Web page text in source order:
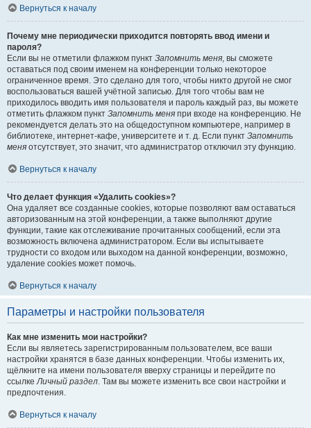
Вернуться к началу
Почему мне периодически приходится повторять ввод имени и
пароля?
Если вы не отметили флажком пункт Запомнить меня, вы сможете
оставаться под своим именем на конференции только некоторое
ограниченное время. Это сделано для того, чтобы никто другой не смог
воспользоваться вашей учётной записью. Для того чтобы вам не
приходилось вводить имя пользователя и пароль каждый раз, вы можете
отметить флажком пункт Запомнить меня при входе на конференцию. Не
рекомендуется делать это на общедоступном компьютере, например в
библиотеке, интернет-кафе, университете и т. д. Если пункт Запомнить
меня отсутствует, это значит, что администратор отключил эту функцию.
Вернуться к началу
Что делает функция «Удалить cookies»?
Она удаляет все созданные cookies, которые позволяют вам оставаться
авторизованным на этой конференции, а также выполняют другие
функции, такие как отслеживание прочитанных сообщений, если эта
возможность включена администратором. Если вы испытываете
трудности со входом или выходом на данной конференции, возможно,
удаление cookies может помочь.
Вернуться к началу
Параметры и настройки пользователя
Как мне изменить мои настройки?
Если вы являетесь зарегистрированным пользователем, все ваши
настройки хранятся в базе данных конференции. Чтобы изменить их,
щёлкните на имени пользователя вверху страницы и перейдите по
ссылкеЛичный раздел. Там вы можете изменить все свои настройки и
предпочтения.
Вернуться к началу